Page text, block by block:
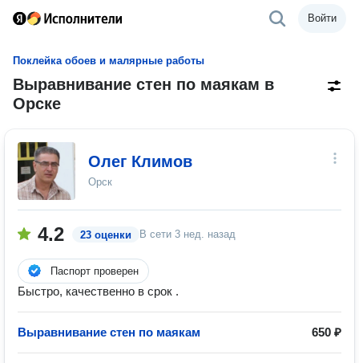
Войти
Поклейка обоев и малярные работы
Выравнивание стен по маякам в
Орске
Олег Климов
Орск
4.2 23 оценки В сети 3 нед. назад
Паспорт проверен
Быстро, качественно в срок .
Выравнивание стен по маякам 650 ₽